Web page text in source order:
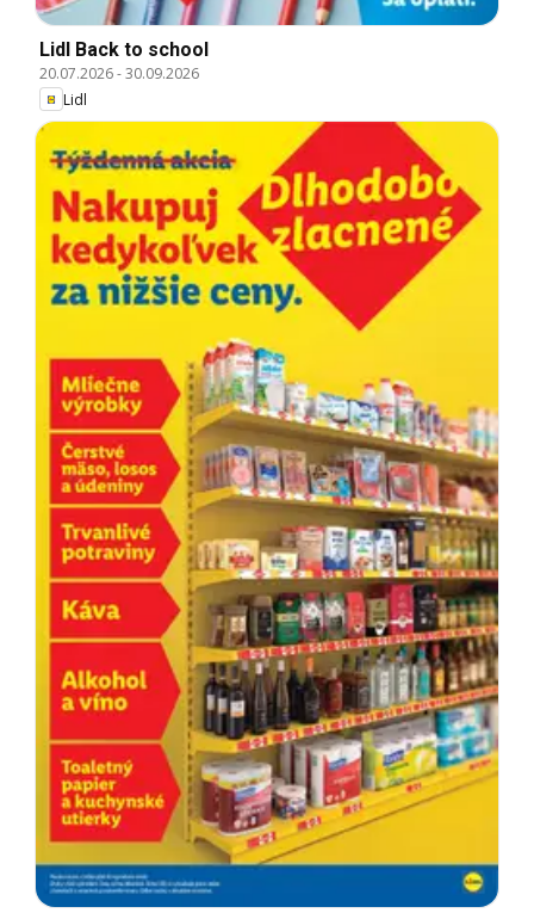
Lidl Back to school
20.07.2026-30.09.2026
Lidl